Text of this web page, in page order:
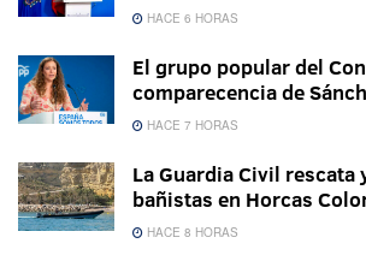
HACE 6 HORAS
El grupo popular del
comparecencia de
HACE 7 HORAS
La Guardia Civil rescata
bañistas en Horcas
HACE 8 HORAS